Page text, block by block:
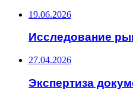
19.06.2026
Исследование
27.04.2026
Экспертиза